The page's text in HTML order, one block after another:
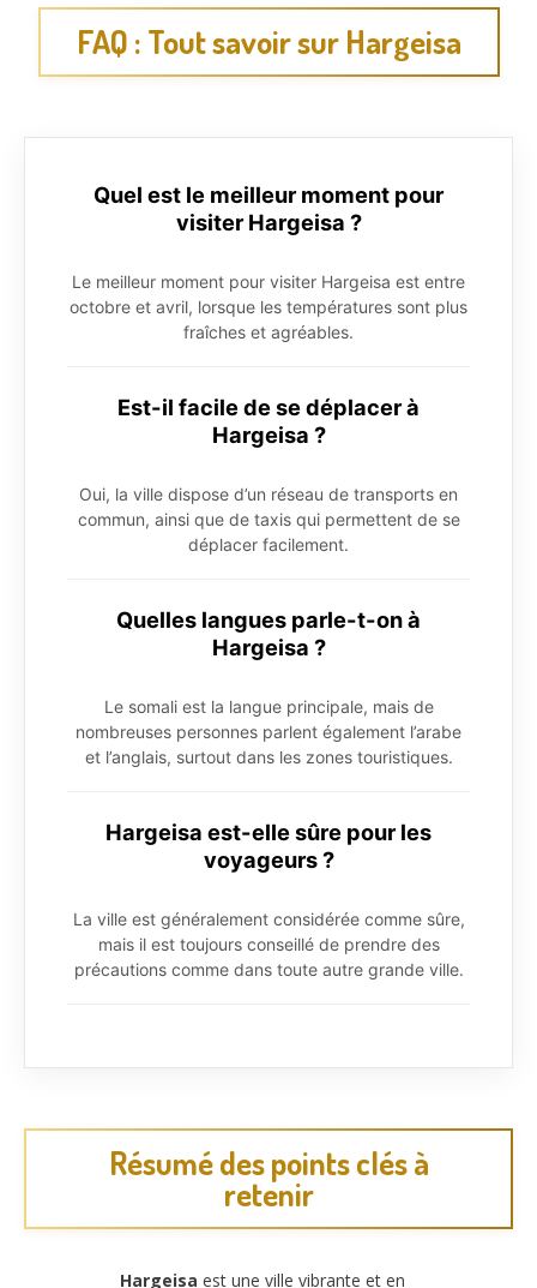
FAQ : Tout savoir sur Hargeisa
Quel est le meilleur moment pour
visiter Hargeisa ?
Le meilleur moment pour visiter Hargeisa est entre
octobre et avril, lorsque les températures sont plus
fraîches et agréables.
Est-il facile de se déplacer à
Hargeisa ?
Oui, la ville dispose d’un réseau de transports en
commun, ainsi que de taxis qui permettent de se
déplacer facilement.
Quelles langues parle-t-on à
Hargeisa ?
Le somali est la langue principale, mais de
nombreuses personnes parlent également l’arabe
et l’anglais, surtout dans les zones touristiques.
Hargeisa est-elle sûre pour les
voyageurs ?
La ville est généralement considérée comme sûre,
mais il est toujours conseillé de prendre des
précautions comme dans toute autre grande ville.
Résumé des points clés à
retenir
Hargeisa est une ville vibrante et en